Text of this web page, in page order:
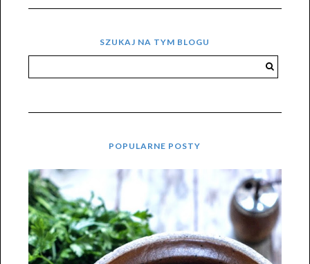
SZUKAJ NA TYM BLOGU
POPULARNE POSTY